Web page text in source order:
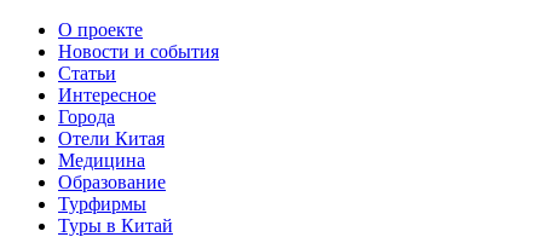
О проекте
Новости и события
Статьи
Интересное
Города
Отели Китая
Медицина
Образование
Турфирмы
Туры в Китай